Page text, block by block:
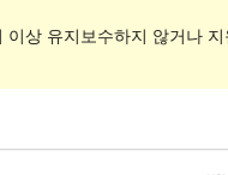
이상 유지보수하지 않거나